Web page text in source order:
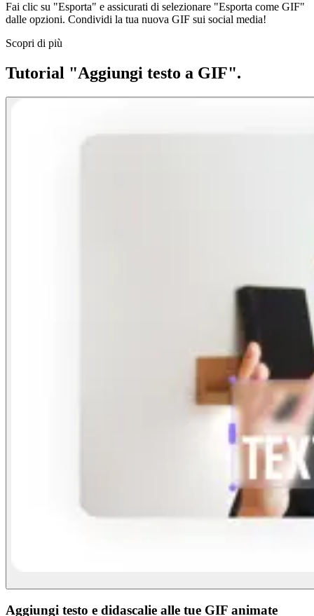
Fai clic su "Esporta" e assicurati di selezionare "Esporta come GIF"
dalle opzioni. Condividi la tua nuova GIF sui social media!
Scopri di più
Tutorial "Aggiungi testo a GIF".
Aggiungi testo e didascalie alle tue GIF animate